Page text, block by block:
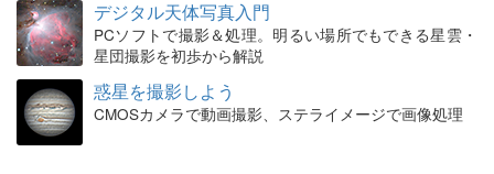
デジタル天体写真入門
PCソフトで撮影＆処理。明るい場所でもできる星雲・
星団撮影を初歩から解説
惑星を撮影しよう
CMOSカメラで動画撮影、ステライメージで画像処理